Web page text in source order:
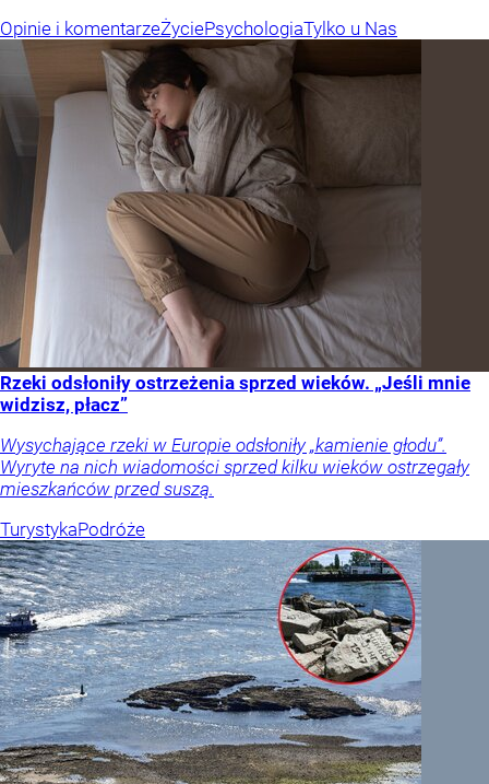
Opinie i komentarzeŻyciePsychologiaTylko u Nas
Rzeki odsłoniły ostrzeżenia sprzed wieków. „Jeśli mnie
widzisz, płacz”
Wysychające rzeki w Europie odsłoniły „kamienie głodu”.
Wyryte na nich wiadomości sprzed kilku wieków ostrzegały
mieszkańców przed suszą.
TurystykaPodróże